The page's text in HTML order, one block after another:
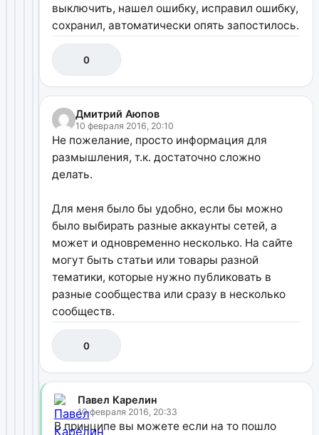
выключить, нашел ошибку, исправил ошибку,
сохранил, автоматически опять запостилось.
0
Дмитрий Аюпов
10 февраля 2016, 20:10
Не пожелание, просто информация для
размышления, т.к. достаточно сложно
делать.
Для меня было бы удобно, если бы можно
было выбирать разные аккаунты сетей, а
может и одновременно несколько. На сайте
могут быть статьи или товары разной
тематики, которые нужно публиковать в
разные сообщества или сразу в несколько
сообществ.
0
Павел Карелин
10 февраля 2016, 20:33
В принципе вы можете если на то пошло